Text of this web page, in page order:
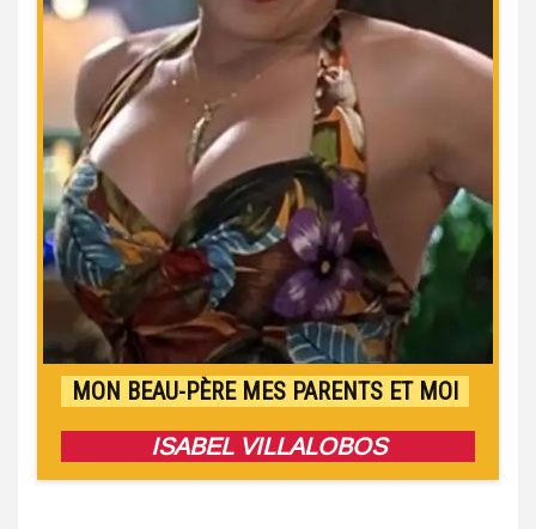
MON BEAU-PÈRE MES PARENTS ET MOI
ISABEL VILLALOBOS